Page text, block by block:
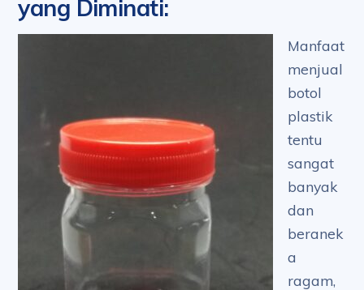
yang Diminati:
Manfaat
menjual
botol
plastik
tentu
sangat
banyak
dan
beranek
a
ragam,